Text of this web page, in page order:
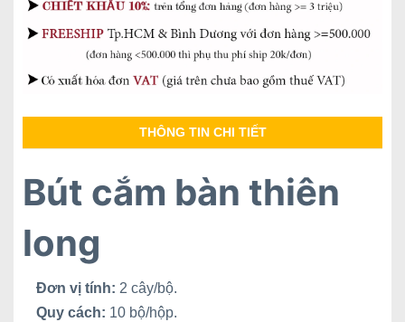
THÔNG TIN CHI TIẾT
Bút cắm bàn thiên
long
Đơn vị tính: 2 cây/bộ.
Quy cách: 10 bộ/hộp.